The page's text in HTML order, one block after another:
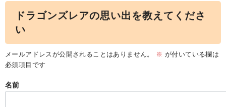
ドラゴンズレアの思い出を教えてくださ
い
メールアドレスが公開されることはありません。 ※ が付いている欄は
必須項目です
名前